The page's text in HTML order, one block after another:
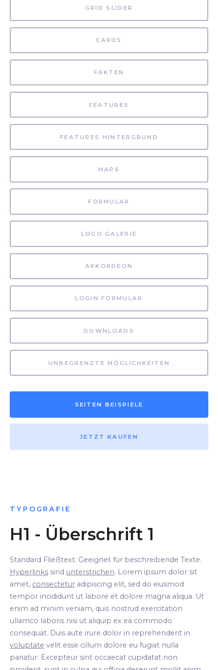
GRID SLIDER
CARDS
FAKTEN
FEATURES
FEATURES HINTERGRUND
MAPS
FORMULAR
LOGO GALERIE
AKKORDEON
LOGIN FORMULAR
DOWNLOADS
UNBEGRENZTE MÖGLICHKEITEN
SEITEN BEISPIELE
JETZT KAUFEN
TYPOGRAFIE
H1 - Überschrift 1
Standard Fließtext: Geeignet für beschreibende Texte.
Hyperlinks sind unterstrichen. Lorem ipsum dolor sit
amet, consectetur adipiscing elit, sed do eiusmod
tempor incididunt ut labore et dolore magna aliqua. Ut
enim ad minim veniam, quis nostrud exercitation
ullamco laboris nisi ut aliquip ex ea commodo
consequat. Duis aute irure dolor in reprehenderit in
voluptate velit esse cillum dolore eu fugiat nulla
pariatur. Excepteur sint occaecat cupidatat non